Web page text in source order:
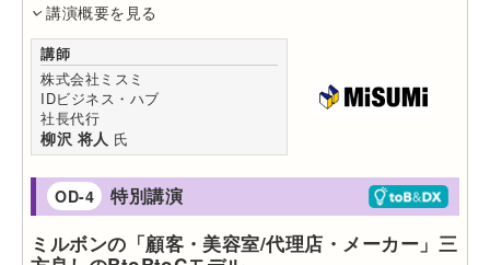
講演概要を見る
講師
株式会社ミスミ
IDビジネス・ハブ
社長代行
柳沢 将人 氏
OD-4 特別講演
ミルボンの「顧客・美容室/代理店・メーカー」三